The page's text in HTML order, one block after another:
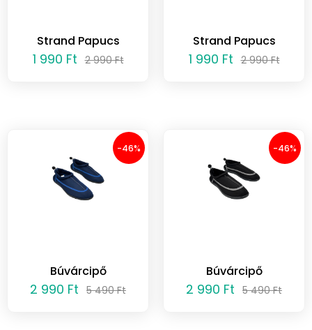
Strand Papucs
1 990 Ft 2 990 Ft
Strand Papucs
1 990 Ft 2 990 Ft
-46%
Búvárcipő
2 990 Ft 5 490 Ft
-46%
Búvárcipő
2 990 Ft 5 490 Ft